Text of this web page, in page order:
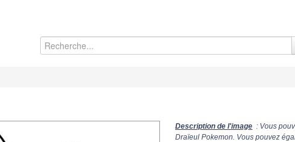
Description de l'image : Vous
Draïeul Pokemon. Vous pouvez